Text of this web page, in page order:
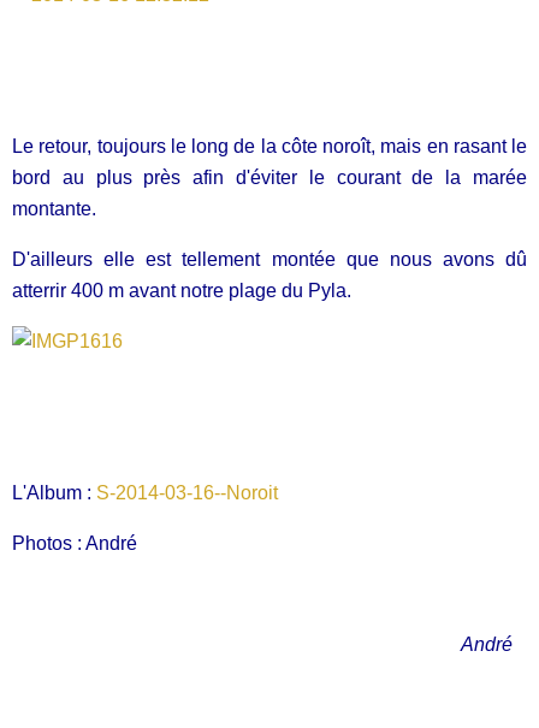
Le retour, toujours le long de la côte noroît, mais en rasant le
bord au plus près afin d'éviter le courant de la marée
montante.
D'ailleurs elle est tellement montée que nous avons dû
atterrir 400 m avant notre plage du Pyla.
L'Album : S-2014-03-16--Noroit
Photos : André
André